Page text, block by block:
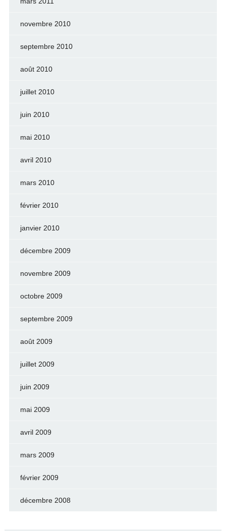
novembre 2010
septembre 2010
août 2010
juillet 2010
juin 2010
mai 2010
avril 2010
mars 2010
février 2010
janvier 2010
décembre 2009
novembre 2009
octobre 2009
septembre 2009
août 2009
juillet 2009
juin 2009
mai 2009
avril 2009
mars 2009
février 2009
décembre 2008